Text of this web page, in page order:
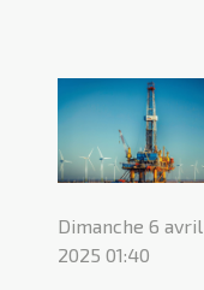
Dimanche 6 avril
2025 01:40